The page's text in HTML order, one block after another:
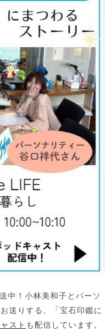
中！小林美和子とパーソ
送りする、「宝石印鑑に
スト も配信しています。